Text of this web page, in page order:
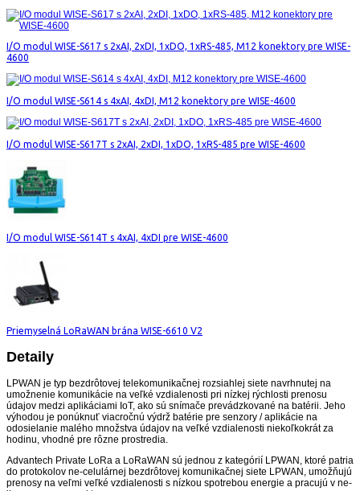
I/O modul WISE-S617 s 2xAI, 2xDI, 1xDO, 1xRS-485, M12 konektory pre WISE-
4600
I/O modul WISE-S614 s 4xAI, 4xDI, M12 konektory pre WISE-4600
I/O modul WISE-S617T s 2xAI, 2xDI, 1xDO, 1xRS-485 pre WISE-4600
I/O modul WISE-S614T s 4xAI, 4xDI pre WISE-4600
Priemyselná LoRaWAN brána WISE-6610 V2
Detaily
LPWAN je typ bezdrôtovej telekomunikačnej rozsiahlej siete navrhnutej na
umožnenie komunikácie na veľké vzdialenosti pri nízkej rýchlosti prenosu
údajov medzi aplikáciami IoT, ako sú snímače prevádzkované na batérii. Jeho
výhodou je ponúknuť viacročnú výdrž batérie pre senzory / aplikácie na
odosielanie malého množstva údajov na veľké vzdialenosti niekoľkokrát za
hodinu, vhodné pre rôzne prostredia.
Advantech Private LoRa a LoRaWAN sú jednou z kategórií LPWAN, ktoré patria
do protokolov ne-celulárnej bezdrôtovej komunikačnej siete LPWAN, umožňujú
prenosy na veľmi veľké vzdialenosti s nízkou spotrebou energie a pracujú v ne-